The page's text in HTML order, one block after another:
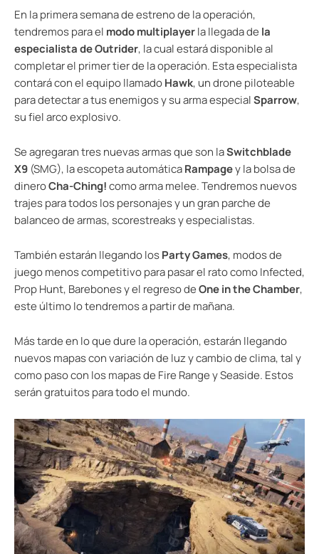
En la primera semana de estreno de la operación,
tendremos para el modo multiplayerla llegada de la
especialista de Outrider, la cual estará disponible al
completar el primer tier de la operación. Esta especialista
contará con el equipo llamadoHawk, un drone piloteable
para detectar a tus enemigos y su arma especialSparrow,
su fiel arco explosivo.
Se agregaran tres nuevas armas que son laSwitchblade
X9 (SMG), la escopeta automáticaRampagey la bolsa de
dineroCha-Ching!como arma melee. Tendremos nuevos
trajes para todos los personajes y un gran parche de
balanceo de armas, scorestreaks y especialistas.
También estarán llegando losParty Games, modos de
juego menos competitivo para pasar el rato como Infected,
Prop Hunt, Barebones y el regreso deOne in the Chamber,
este último lo tendremos a partir de mañana.
Más tarde en lo que dure la operación, estarán llegando
nuevos mapas con variación de luz y cambio de clima, tal y
como paso con los mapas de Fire Range y Seaside. Estos
serán gratuitos para todo el mundo.